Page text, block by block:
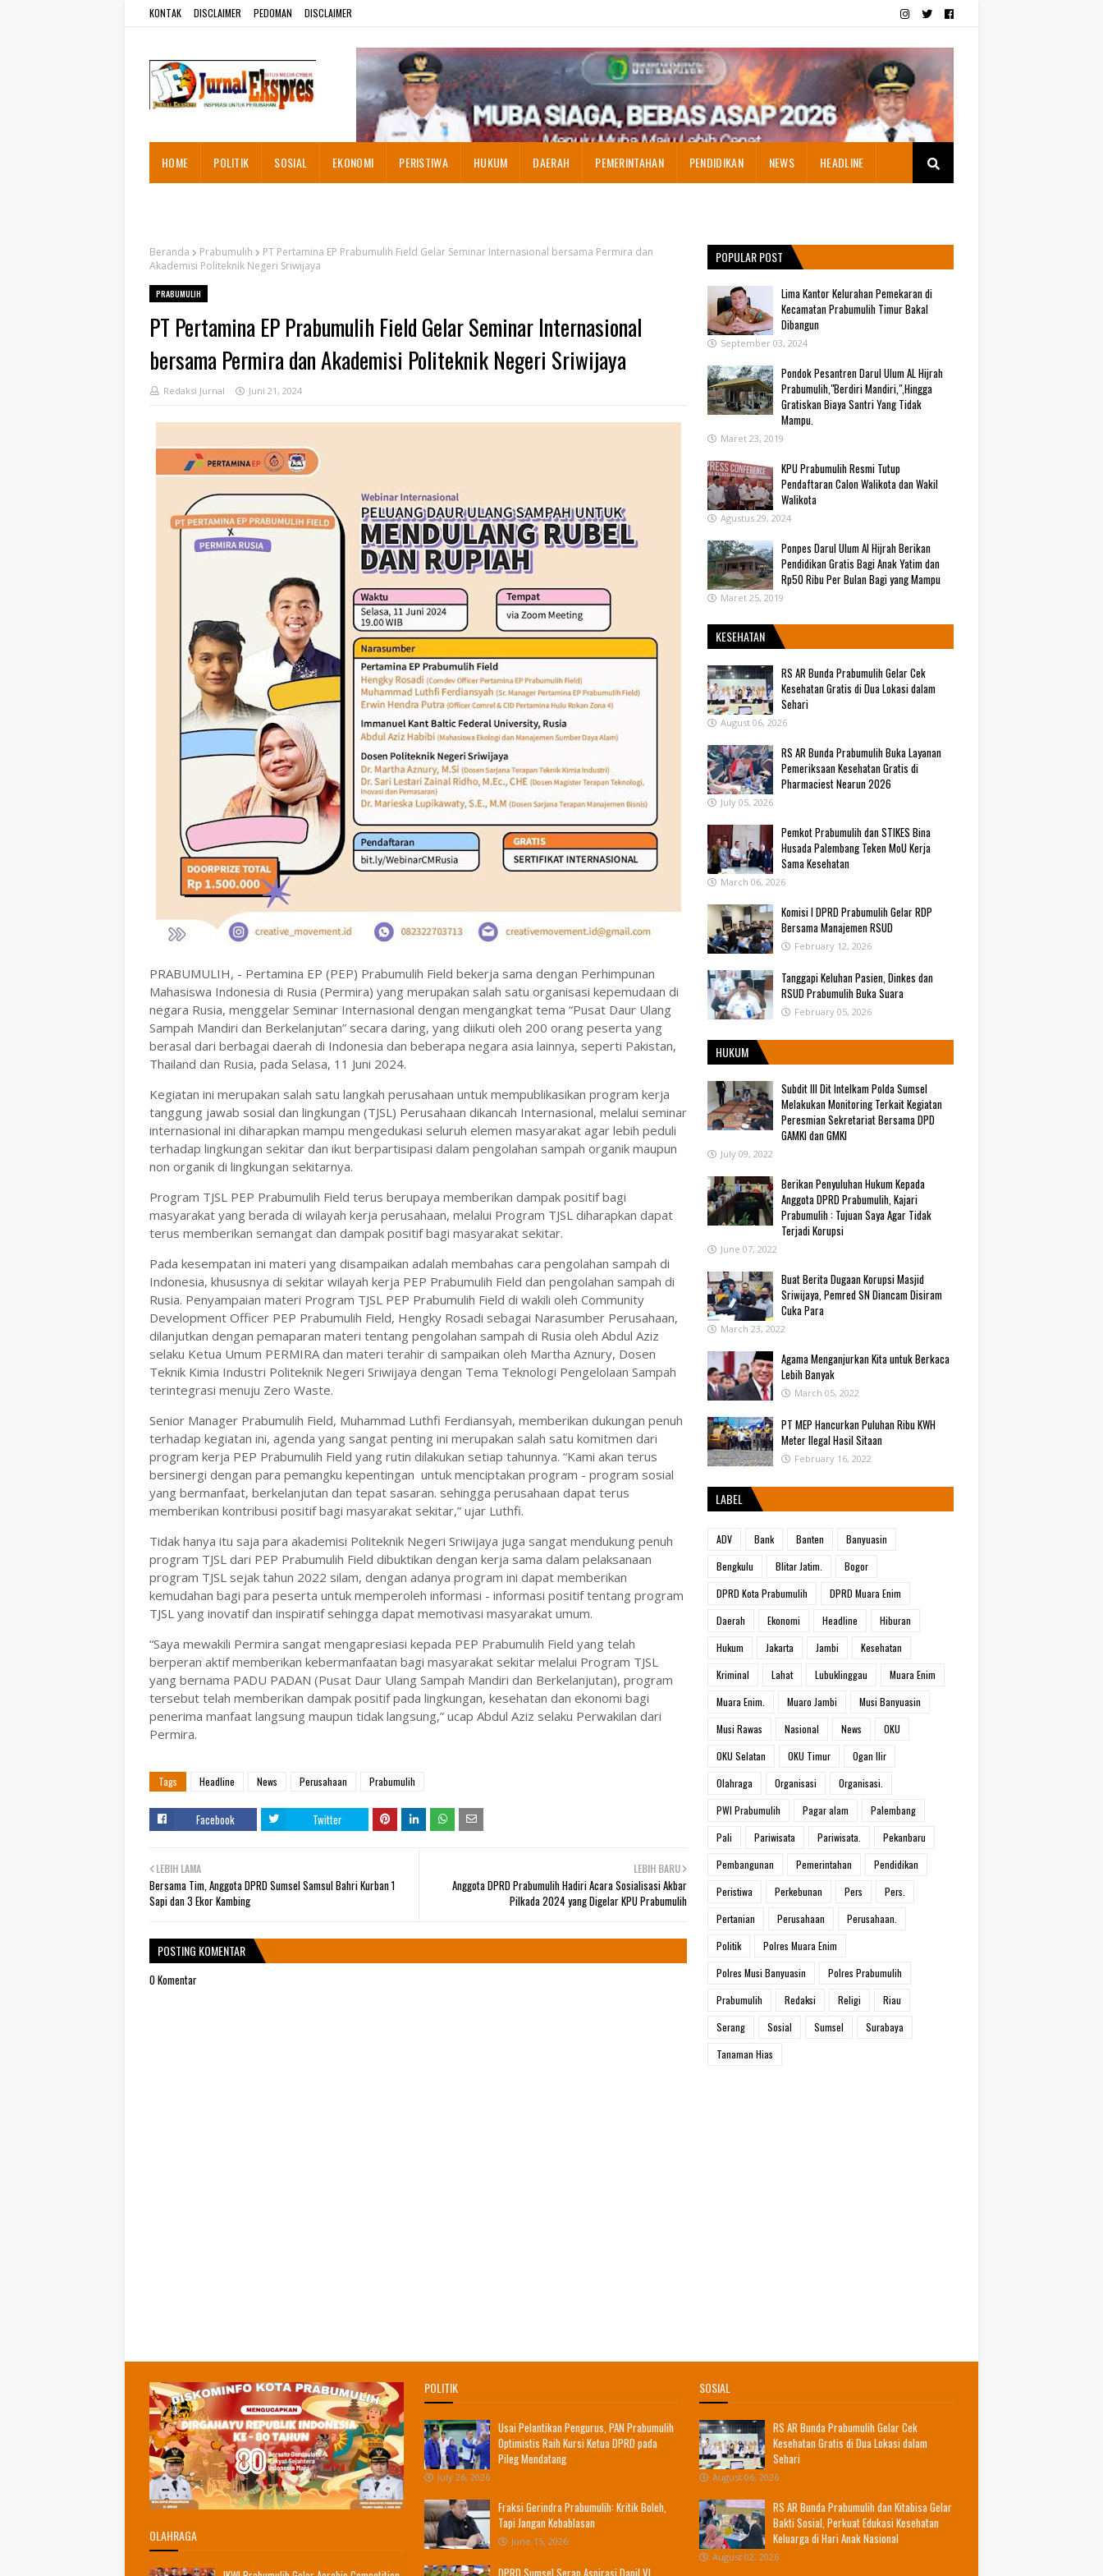
KONTAK DISCLAIMER PEDOMAN DISCLAIMER
HOME POLITIK SOSIAL EKONOMI PERISTIWA HUKUM DAERAH PEMERINTAHAN PENDIDIKAN NEWS HEADLINE
Beranda Prabumulih
PT Pertamina EP Prabumulih Field Gelar Seminar Internasional bersama Permira dan
Akademisi Politeknik Negeri Sriwijaya
PRABUMULIH
PT Pertamina EP Prabumulih Field Gelar Seminar Internasional
bersama Permira dan Akademisi Politeknik Negeri Sriwijaya
Redaksi Jurnal Juni 21, 2024
PRABUMULIH, - Pertamina EP (PEP) Prabumulih Field bekerja sama dengan Perhimpunan
Mahasiswa Indonesia di Rusia (Permira) yang merupakan salah satu organisasi kepemudaan di
negara Rusia, menggelar Seminar Internasional dengan mengangkat tema “Pusat Daur Ulang
Sampah Mandiri dan Berkelanjutan” secara daring, yang diikuti oleh 200 orang peserta yang
berasal dari berbagai daerah di Indonesia dan beberapa negara asia lainnya, seperti Pakistan,
Thailand dan Rusia, pada Selasa, 11 Juni 2024.
Kegiatan ini merupakan salah satu langkah perusahaan untuk mempublikasikan program kerja
tanggung jawab sosial dan lingkungan (TJSL) Perusahaan dikancah Internasional, melalui seminar
internasional ini diharapkan mampu mengedukasi seluruh elemen masyarakat agar lebih peduli
terhadap lingkungan sekitar dan ikut berpartisipasi dalam pengolahan sampah organik maupun
non organik di lingkungan sekitarnya.
Program TJSL PEP Prabumulih Field terus berupaya memberikan dampak positif bagi
masyarakat yang berada di wilayah kerja perusahaan, melalui Program TJSL diharapkan dapat
terus memberikan semangat dan dampak positif bagi masyarakat sekitar.
Pada kesempatan ini materi yang disampaikan adalah membahas cara pengolahan sampah di
Indonesia, khususnya di sekitar wilayah kerja PEP Prabumulih Field dan pengolahan sampah di
Rusia. Penyampaian materi Program TJSL PEP Prabumulih Field di wakili oleh Community
Development Officer PEP Prabumulih Field, Hengky Rosadi sebagai Narasumber Perusahaan,
dilanjutkan dengan pemaparan materi tentang pengolahan sampah di Rusia oleh Abdul Aziz
selaku Ketua Umum PERMIRA dan materi terahir di sampaikan oleh Martha Aznury, Dosen
Teknik Kimia Industri Politeknik Negeri Sriwijaya dengan Tema Teknologi Pengelolaan Sampah
terintegrasi menuju Zero Waste.
Senior Manager Prabumulih Field, Muhammad Luthfi Ferdiansyah, memberikan dukungan penuh
terhadap kegiatan ini, agenda yang sangat penting ini merupakan salah satu komitmen dari
program kerja PEP Prabumulih Field yang rutin dilakukan setiap tahunnya. “Kami akan terus
bersinergi dengan para pemangku kepentingan untuk menciptakan program - program sosial
yang bermanfaat, berkelanjutan dan tepat sasaran. sehingga perusahaan dapat terus
memberikan kontribusi positif bagi masyarakat sekitar,” ujar Luthfi.
Tidak hanya itu saja para akademisi Politeknik Negeri Sriwijaya juga sangat mendukung penuh
program TJSL dari PEP Prabumulih Field dibuktikan dengan kerja sama dalam pelaksanaan
program TJSL sejak tahun 2022 silam, dengan adanya program ini dapat memberikan
kemudahan bagi para peserta untuk memperoleh informasi - informasi positif tentang program
TJSL yang inovatif dan inspiratif sehingga dapat memotivasi masyarakat umum.
“Saya mewakili Permira sangat mengapresiasi kepada PEP Prabumulih Field yang telah
berperan aktif memberikan kebermanfaatan bagi masyarakat sekitar melalui Program TJSL
yang bernama PADU PADAN (Pusat Daur Ulang Sampah Mandiri dan Berkelanjutan), program
tersebut telah memberikan dampak positif pada lingkungan, kesehatan dan ekonomi bagi
penerima manfaat langsung maupun tidak langsung,” ucap Abdul Aziz selaku Perwakilan dari
Permira.
Tags Headline News Perusahaan Prabumulih
Facebook Twitter
LEBIH BARU
Anggota DPRD Prabumulih Hadiri Acara Sosialisasi Akbar
Pilkada 2024 yang Digelar KPU Prabumulih
LEBIH LAMA
Bersama Tim, Anggota DPRD Sumsel Samsul Bahri Kurban 1
Sapi dan 3 Ekor Kambing
POSTING KOMENTAR
0 Komentar
POPULAR POST
Lima Kantor Kelurahan Pemekaran di
Kecamatan Prabumulih Timur Bakal
Dibangun
September 03, 2024
Pondok Pesantren Darul Ulum AL Hijrah
Prabumulih,"Berdiri Mandiri,",Hingga
Gratiskan Biaya Santri Yang Tidak
Mampu.
Maret 23, 2019
KPU Prabumulih Resmi Tutup
Pendaftaran Calon Walikota dan Wakil
Walikota
Agustus 29, 2024
Ponpes Darul Ulum Al Hijrah Berikan
Pendidikan Gratis Bagi Anak Yatim dan
Rp50 Ribu Per Bulan Bagi yang Mampu
Maret 25, 2019
KESEHATAN
RS AR Bunda Prabumulih Gelar Cek
Kesehatan Gratis di Dua Lokasi dalam
Sehari
August 06, 2026
RS AR Bunda Prabumulih Buka Layanan
Pemeriksaan Kesehatan Gratis di
Pharmaciest Nearun 2026
July 05, 2026
Pemkot Prabumulih dan STIKES Bina
Husada Palembang Teken MoU Kerja
Sama Kesehatan
March 06, 2026
Komisi I DPRD Prabumulih Gelar RDP
Bersama Manajemen RSUD
February 12, 2026
Tanggapi Keluhan Pasien, Dinkes dan
RSUD Prabumulih Buka Suara
February 05, 2026
HUKUM
Subdit III Dit Intelkam Polda Sumsel
Melakukan Monitoring Terkait Kegiatan
Peresmian Sekretariat Bersama DPD
GAMKI dan GMKI
July 09, 2022
Berikan Penyuluhan Hukum Kepada
Anggota DPRD Prabumulih, Kajari
Prabumulih : Tujuan Saya Agar Tidak
Terjadi Korupsi
June 07, 2022
Buat Berita Dugaan Korupsi Masjid
Sriwijaya, Pemred SN Diancam Disiram
Cuka Para
March 23, 2022
Agama Menganjurkan Kita untuk Berkaca
Lebih Banyak
March 05, 2022
PT MEP Hancurkan Puluhan Ribu KWH
Meter Ilegal Hasil Sitaan
February 16, 2022
LABEL
ADV Bank Banten
Banyuasin
Bengkulu
Blitar Jatim.
Bogor
DPRD Kota Prabumulih
DPRD Muara Enim
Daerah
Ekonomi Headline
Hiburan
Hukum
Jakarta Jambi
Kesehatan
Kriminal
Lahat Lubuklinggau
Muara Enim
Muara Enim.
Muaro Jambi
Musi Banyuasin
Musi Rawas
Nasional News
OKU
OKU Selatan
OKU Timur
Ogan Ilir
Olahraga
Organisasi
Organisasi.
PWI Prabumulih
Pagar alam
Palembang
Pali
Pariwisata Pariwisata.
Pekanbaru
Pembangunan
Pemerintahan
Pendidikan
Peristiwa
Perkebunan Pers
Pers.
Pertanian
Perusahaan
Perusahaan.
Politik
Polres Muara Enim
Polres Musi Banyuasin
Polres Prabumulih
Prabumulih
Redaksi Religi
Riau
Serang
Sosial Sumsel
Surabaya
Tanaman Hias
OLAHRAGA
POLITIK
Usai Pelantikan Pengurus, PAN Prabumulih
Optimistis Raih Kursi Ketua DPRD pada
Pileg Mendatang
July 26, 2026
Fraksi Gerindra Prabumulih: Kritik Boleh,
Tapi Jangan Kebablasan
June 15, 2026
DPRD Sumsel Serap Aspirasi Dapil VI
SOSIAL
RS AR Bunda Prabumulih Gelar Cek
Kesehatan Gratis di Dua Lokasi dalam
Sehari
August 06, 2026
RS AR Bunda Prabumulih dan Kitabisa Gelar
Bakti Sosial, Perkuat Edukasi Kesehatan
Keluarga di Hari Anak Nasional
August 02, 2026